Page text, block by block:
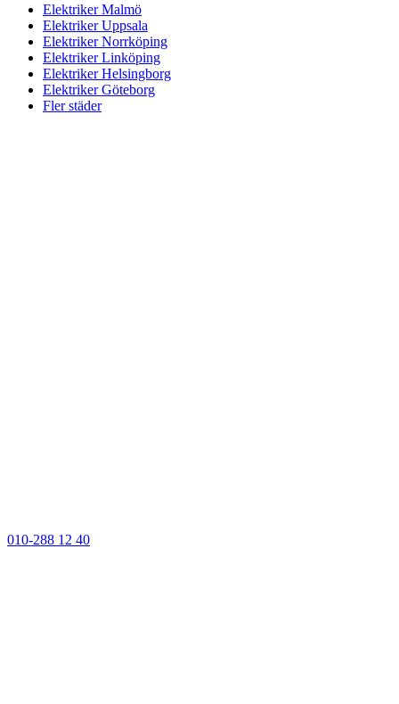
Elektriker Malmö
Elektriker Uppsala
Elektriker Norrköping
Elektriker Linköping
Elektriker Helsingborg
Elektriker Göteborg
Fler städer
010-288 12 40